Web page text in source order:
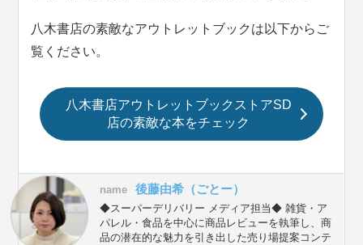
八木書店の素敵なアウトレットブックは以下からご
覧ください。
八木書店アウトレットブックストアSD
店の素敵な本をチェック
name 後藤由希（ごとー）
◆スーパーデリバリー メディア担当◆ 雑貨・ア
パレル・食品を中心に商品レビューを執筆し、商
品の潜在的な魅力を引き出した売り場提案コンテ